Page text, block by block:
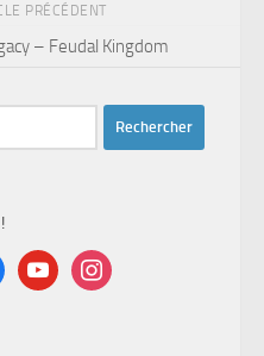
PRÉCÉDENT
– Feudal Kingdom
youtubeinstagram